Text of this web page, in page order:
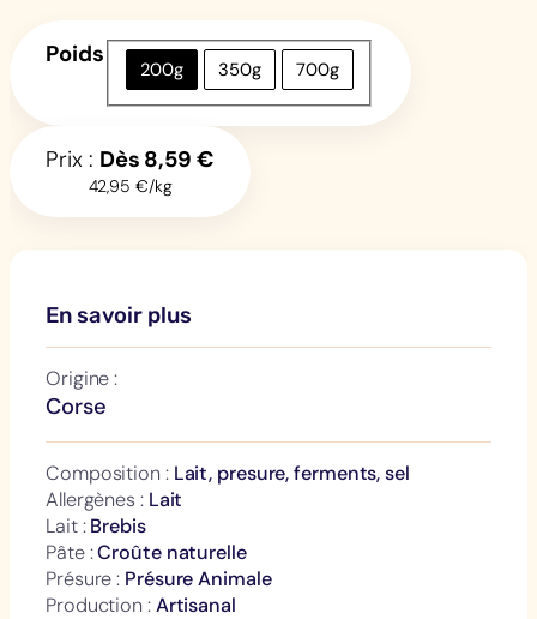
Poids
200g 350g 700g
Prix : Dès 8,59 €
42,95 €/kg
En savoir plus
Origine :
Corse
Composition : Lait, presure, ferments, sel
Allergènes : Lait
Lait : Brebis
Pâte :Croûte naturelle
Présure : Présure Animale
Production :Artisanal